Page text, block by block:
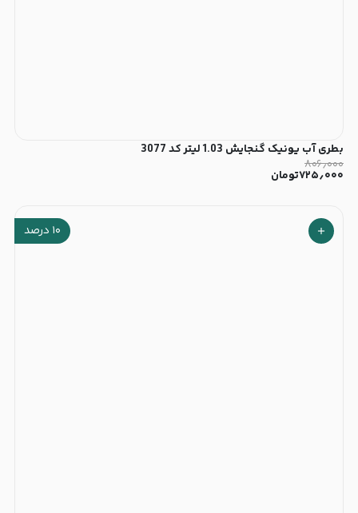
بطری آب یونیک گنجایش 1.03 لیتر کد 3077
۸۰۶٫۰۰۰
۷۲۵٫۰۰۰تومان
۱۰ درصد